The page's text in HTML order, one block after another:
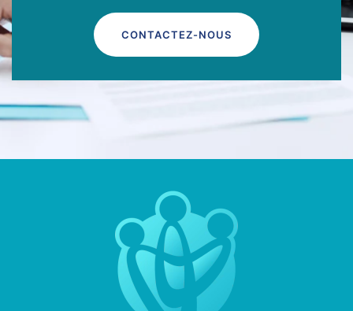
CONTACTEZ-NOUS